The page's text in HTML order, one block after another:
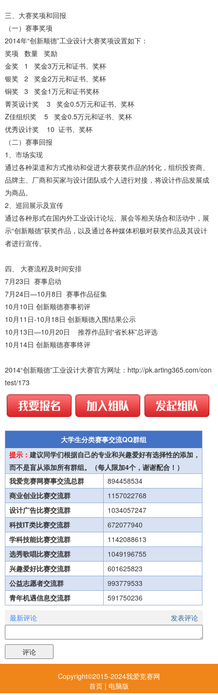
三、大赛奖项和回报
（一）赛事奖项
2014年“创新顺德”工业设计大赛奖项设置如下：
奖项 数量 奖励
金奖 1 奖金3万元和证书、奖杯
银奖 2 奖金2万元和证书、奖杯
铜奖 3 奖金1万元和证书奖杯
菁英设计奖 3 奖金0.5万元和证书、奖杯
Z佳组织奖 5 奖金0.5万元和证书、奖杯
优秀设计奖 10 证书、奖杯
（二）赛事回报
1、市场实现
通过各种渠道和方式推动和促进大赛获奖作品的转化，组织投资商、
品牌主、厂商和买家与设计团队或个人进行对接，将设计作品发展成
为商品。
2、巡回展示及宣传
通过各种形式在国内外工业设计论坛、展会等相关场合和活动中，展
示“创新顺德”获奖作品，以及通过各种媒体积极对获奖作品及其设计
者进行宣传。
四、 大赛流程及时间安排
7月23日 赛事启动
7月24日—10月8日 赛事作品征集
10月10日 创新顺德赛事初评
10月11日-10月18日 创新顺德入围结果公示
10月13日—10月20日 推荐作品到“省长杯”总评选
10月14日 创新顺德赛事终评
2014“创新顺德”工业设计大赛官方网址：http://pk.arting365.com/con
test/173
大学生分类赛事交流QQ群组
提示： 建议同学们根据自己的专业和兴趣爱好有选择性的添加，
而不是盲从添加所有群组。（每人限加4个，谢谢配合！）
我爱竞赛网赛事交流总群
894458534
商业创业比赛交流群
1157022768
设计广告比赛交流群
1034057247
科技IT类比赛交流群
672077940
学科技能比赛交流群
1142088613
选秀歌唱比赛交流群
1049196755
兴趣爱好比赛交流群
601625823
公益志愿者交流群
993779533
青年机遇信息交流群
591750236
发表评论
最新评论
Copyright©2015-2024我爱竞赛网
首页 | 电脑版